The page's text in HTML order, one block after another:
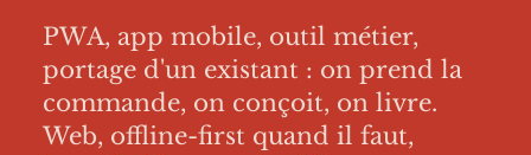
PWA, app mobile, outil métier,
portage d'un existant : on prend la
commande, on conçoit, on livre.
Web, offline-first quand il faut,